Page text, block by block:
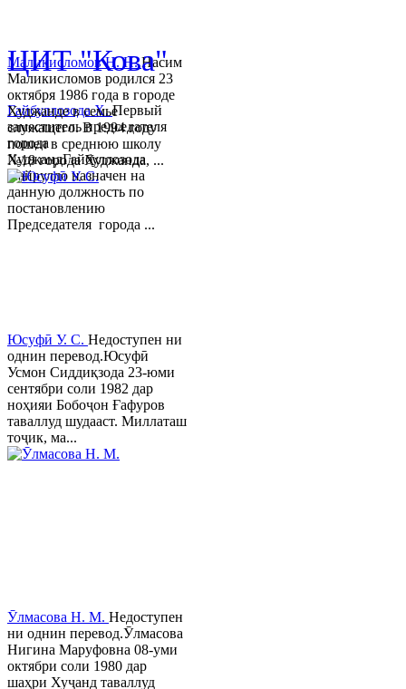
Гайбуллозода Х.Первый
заместитель председателя
города
ХуджандГайбуллозода
Хайрулло назначен на
данную должность по
постановлению
Председателя города ...
Маликисломов Н. Н.Насим
Маликисломов родился 23
октября 1986 года в городе
Худжанде в семье
служащего. В 1994 году
пошел в среднюю школу
№18 города Худжанда, ...
Юсуфӣ У. C. Недоступен ни
однин перевод.Юсуфӣ
Усмон Сиддиқзода 23-юми
сентябри соли 1982 дар
ноҳияи Бобоҷон Ғафуров
таваллуд шудааст. Миллаташ
тоҷик, ма...
Ӯлмасова Н. М. Недоступен
ни однин перевод.Ӯлмасова
Нигина Маруфовна 08-уми
октябри соли 1980 дар
шаҳри Хуҷанд таваллуд
ЦИТ "Кова"